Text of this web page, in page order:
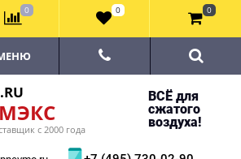
с 2000 года
ВСЁ для
сжатого
воздуха!
0 0 0